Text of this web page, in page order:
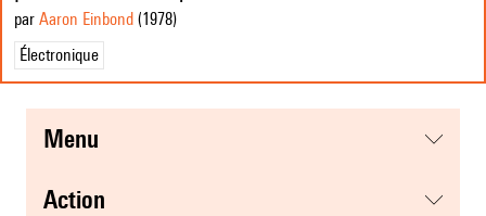
par Aaron Einbond (1978)
Électronique
menu
action